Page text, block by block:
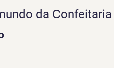
da Confeitaria